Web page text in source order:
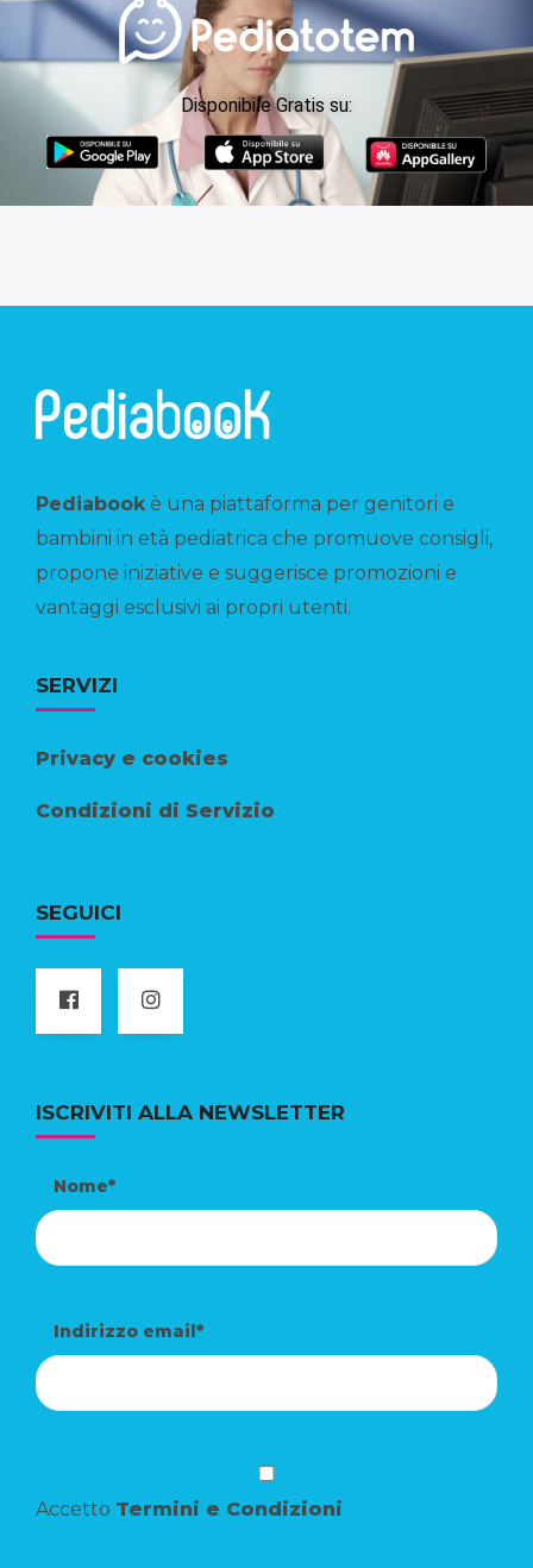
Disponibile Gratis su:
Pediabookè una piattaforma per genitori e
bambini in età pediatrica che promuove consigli,
propone iniziative e suggerisce promozioni e
vantaggi esclusivi ai propri utenti.
SERVIZI
Privacy e cookies
Condizioni di Servizio
SEGUICI
ISCRIVITI ALLA NEWSLETTER
Nome*
Indirizzo email*
Accetto Termini e Condizioni